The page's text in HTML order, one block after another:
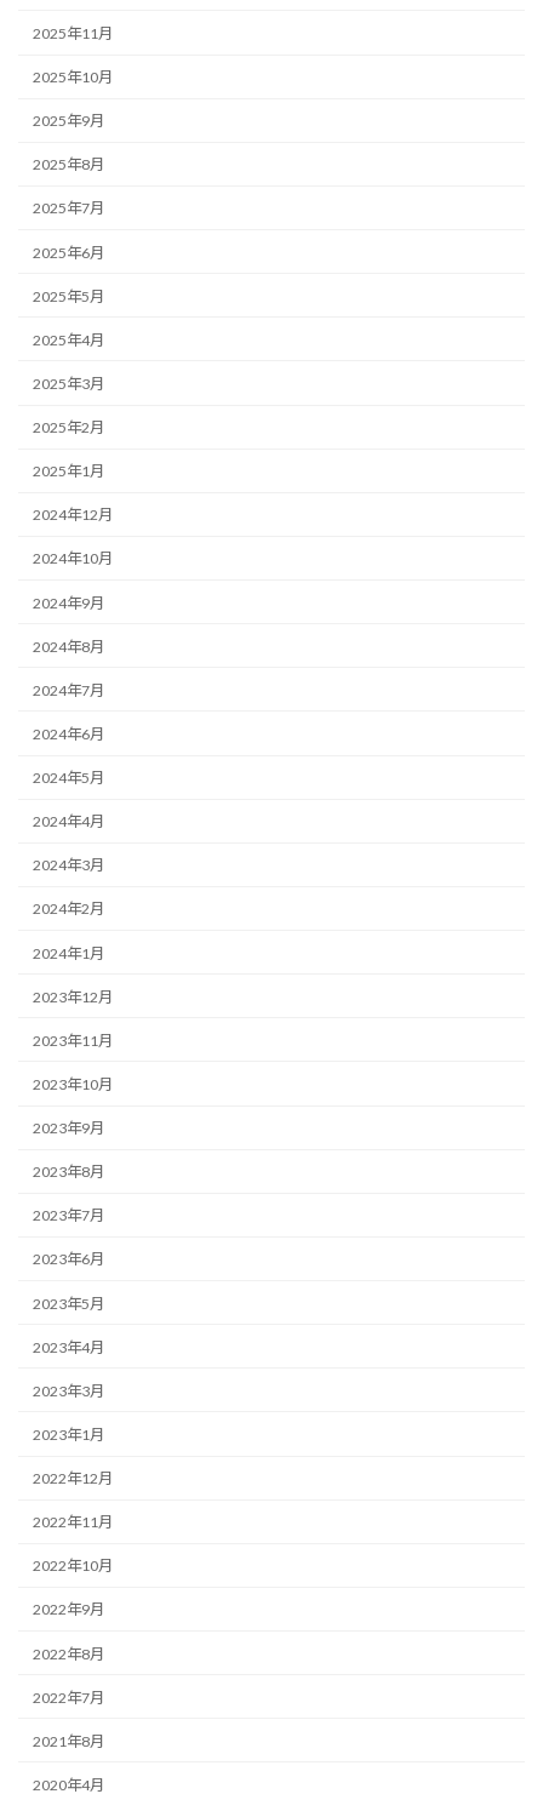
2025年11月
2025年10月
2025年9月
2025年8月
2025年7月
2025年6月
2025年5月
2025年4月
2025年3月
2025年2月
2025年1月
2024年12月
2024年10月
2024年9月
2024年8月
2024年7月
2024年6月
2024年5月
2024年4月
2024年3月
2024年2月
2024年1月
2023年12月
2023年11月
2023年10月
2023年9月
2023年8月
2023年7月
2023年6月
2023年5月
2023年4月
2023年3月
2023年1月
2022年12月
2022年11月
2022年10月
2022年9月
2022年8月
2022年7月
2021年8月
2020年4月